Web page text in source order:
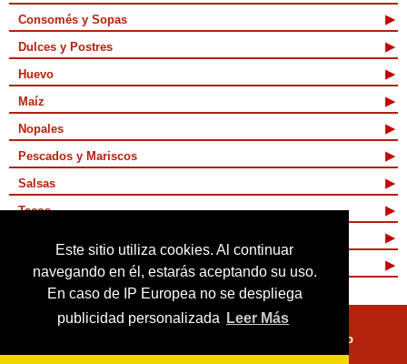
Este sitio utiliza cookies. Al continuar
navegando en él, estarás aceptando su uso.
En caso de IP Europea no se despliega
publicidad personalizada
Leer Más
Consomés y Sopas
Dulces y Postres
Huevo
Maíz
Nopales
Pescados y Mariscos
Salsas
Tacos
Vegetarianas
Términos de Uso